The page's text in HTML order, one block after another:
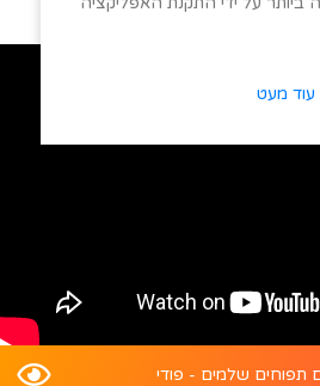
תפוחים שלמים - פודי
עוד מעט